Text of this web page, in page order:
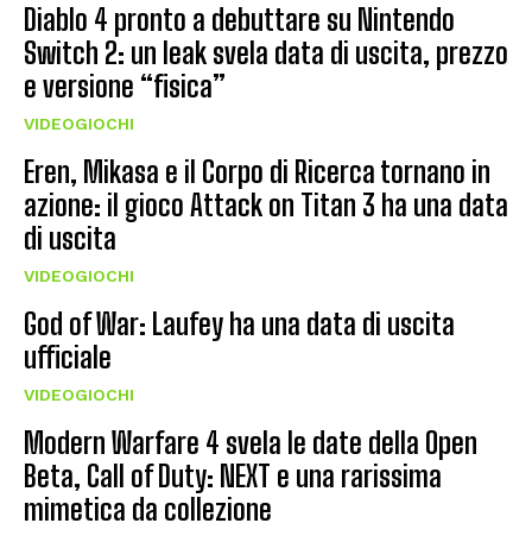
Diablo 4 pronto a debuttare su Nintendo
Switch 2: un leak svela data di uscita, prezzo
e versione “fisica”
VIDEOGIOCHI
Eren, Mikasa e il Corpo di Ricerca tornano in
azione: il gioco Attack on Titan 3 ha una data
di uscita
VIDEOGIOCHI
God of War: Laufey ha una data di uscita
ufficiale
VIDEOGIOCHI
Modern Warfare 4 svela le date della Open
Beta, Call of Duty: NEXT e una rarissima
mimetica da collezione